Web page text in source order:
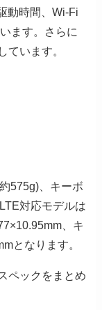
動時間、Wi-Fi
ます。さらに
ています。
575g)、キーボ
対応モデルは
、キ
となります。
ペックをまとめ